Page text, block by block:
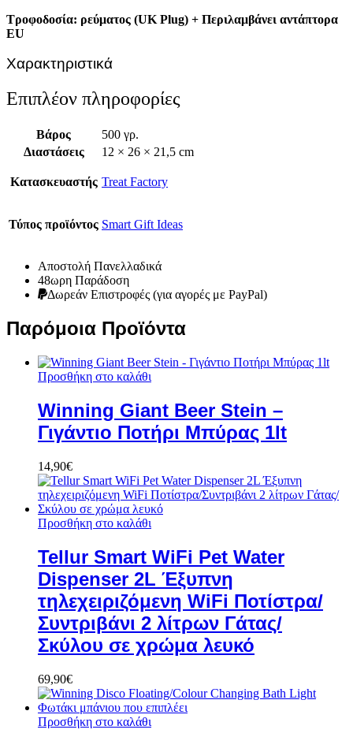
Τροφοδοσία: ρεύματος (UK Plug) + Περιλαμβάνει αντάπτορα
EU
Χαρακτηριστικά
Επιπλέον πληροφορίες
Βάρος
500 γρ.
Διαστάσεις
12 × 26 × 21,5 cm
Κατασκευαστής Treat Factory
Τύπος προϊόντος Smart Gift Ideas
Αποστολή Πανελλαδικά
48ωρη Παράδοση
Δωρεάν Eπιστροφές (για αγορές με PayPal)
Παρόμοια Προϊόντα
Προσθήκη στο καλάθι
Winning Giant Beer Stein –
Γιγάντιο Ποτήρι Μπύρας 1lt
14,90€
Προσθήκη στο καλάθι
Tellur Smart WiFi Pet Water
Dispenser 2L Έξυπνη
τηλεχειριζόμενη WiFi Ποτίστρα/
Συντριβάνι 2 λίτρων Γάτας/
Σκύλου σε χρώμα λευκό
69,90€
Προσθήκη στο καλάθι